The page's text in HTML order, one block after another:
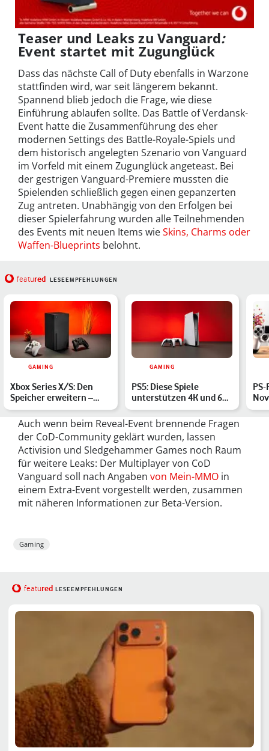
Teaser und Leaks zu Vanguard:
Event startet mit Zugunglück
Dass das nächste Call of Duty ebenfalls in Warzone
stattfinden wird, war seit längerem bekannt.
Spannend blieb jedoch die Frage, wie diese
Einführung ablaufen sollte. Das Battle of Verdansk-
Event hatte die Zusammenführung des eher
modernen Settings des Battle-Royale-Spiels und
dem historisch angelegten Szenario von Vanguard
im Vorfeld mit einem Zugunglück angeteast. Bei
der gestrigen Vanguard-Premiere mussten die
Spielenden schließlich gegen einen gepanzerten
Zug antreten. Unabhängig von den Erfolgen bei
dieser Spielerfahrung wurden alle Teilnehmenden
des Events mit neuen Items wieSkins, Charms oder
Waffen-Blueprints belohnt.
featured LESEEMPFEHLUNGEN
GAMING
Xbox Series X/S: Den
Speicher erweitern –
diese Möglichkeiten
has…
GAMING
PS5: Diese Spiele
unterstützen 4K und 60
Bilder pro Sekunde
Auch wenn beim Reveal-Event brennende Fragen
der CoD-Community geklärt wurden, lassen
Activision und Sledgehammer Games noch Raum
für weitere Leaks: Der Multiplayer von CoD
Vanguard soll nach Angaben von Mein-MMO in
einem Extra-Event vorgestellt werden, zusammen
mit näheren Informationen zur Beta-Version.
Gaming
featured LESEEMPFEHLUNGEN